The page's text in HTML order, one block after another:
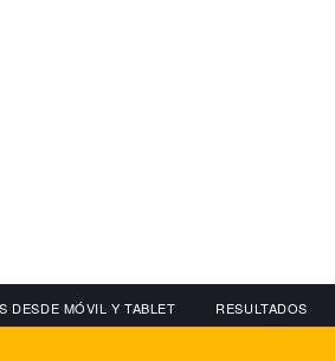
DESDE MÓVIL Y TABLET RESULTADOS